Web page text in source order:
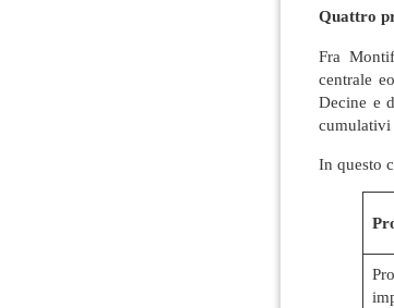
Quattro
Fra
centrale
Decine e
cumulativi
In questo